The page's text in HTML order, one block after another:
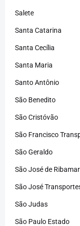
Salete
Santa Catarina
Santa Cecília
Santa Maria
Santo Antônio
São Benedito
São Cristóvão
São Francisco
São Geraldo
São José de Ribamar
São José
São Judas
São Paulo Estado